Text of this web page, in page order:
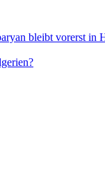
bleibt vorerst in